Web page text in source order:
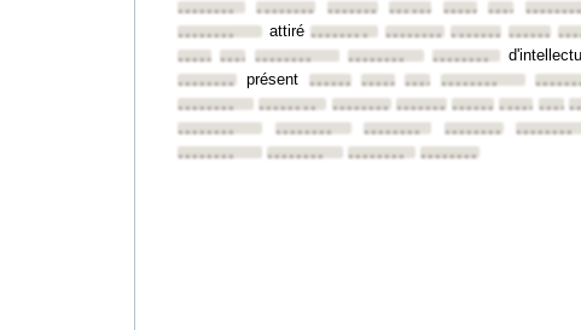
••••••••
•••••••• •••••••• ••••••••••••••••••••••••
••••••••
attiré•••••••• •••••••• ••••••••••••••••
•••••••••••••••••••••••• •••••••• ••••••••
•••••••• présent ••••••••••••••••••••••••••••••••
••••••••
•••••••• •••••••• ••••••••••••••••••••••••
••••••••
•••••••• •••••••• •••••••• ••••••••
••••••••
•••••••• •••••••• ••••••••